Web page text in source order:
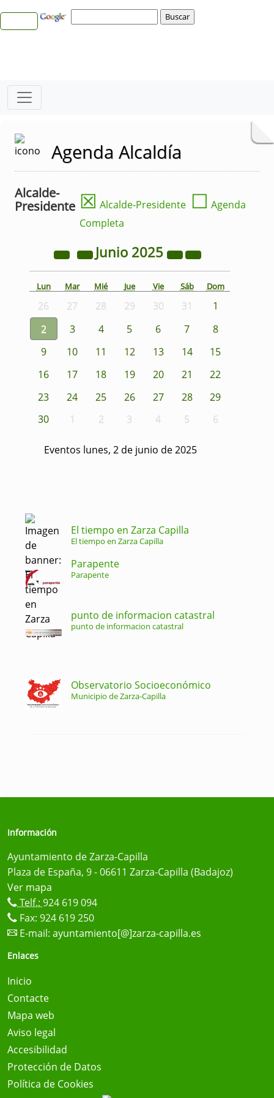
Agenda Alcaldía
Alcalde-
Presidente ☒ Alcalde-Presidente ☐ Agenda
Completa
Junio 2025
Lun Mar Mié Jue Vie Sáb Dom
26 27 28 29 30 31
1
2
3 4 5 6 7
8
9
10 11 12 13 14
15
16
17 18 19 20 21
22
23
24 25 26 27 28
29
30
1 2 3 4 5 6
Eventos lunes, 2 de junio de 2025
El tiempo en Zarza Capilla
El tiempo en Zarza Capilla
Parapente
Parapente
punto de informacion catastral
punto de informacion catastral
Observatorio Socioeconómico
Municipio de Zarza-Capilla
Información
Ayuntamiento de Zarza-Capilla
Plaza de España, 9 - 06611 Zarza-Capilla (Badajoz)
Ver mapa
Telf.: 924 619 094
Fax: 924 619 250
E-mail: ayuntamiento[@]zarza-capilla.es
Enlaces
Inicio
Contacte
Mapa web
Aviso legal
Accesibilidad
Protección de Datos
Política de Cookies